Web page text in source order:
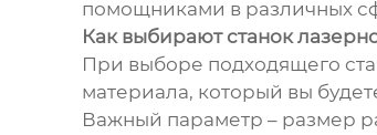
помощниками в различных
Как выбирают станок
При выборе подходящего
материала, который вы
Важный параметр – размер